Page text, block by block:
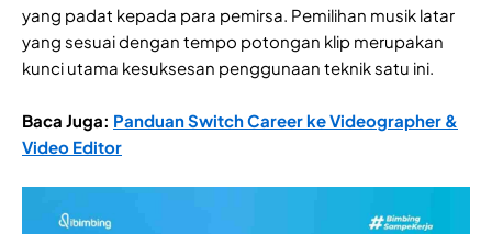
yang padat kepada para pemirsa. Pemilihan musik latar
yang sesuai dengan tempo potongan klip merupakan
kunci utama kesuksesan penggunaan teknik satu ini.
Baca Juga: Panduan Switch Career ke Videographer &
Video Editor